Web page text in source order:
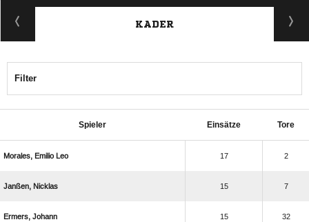
KADER
Filter
Spieler Einsätze Tore
   17 2
  15 7
  15 32